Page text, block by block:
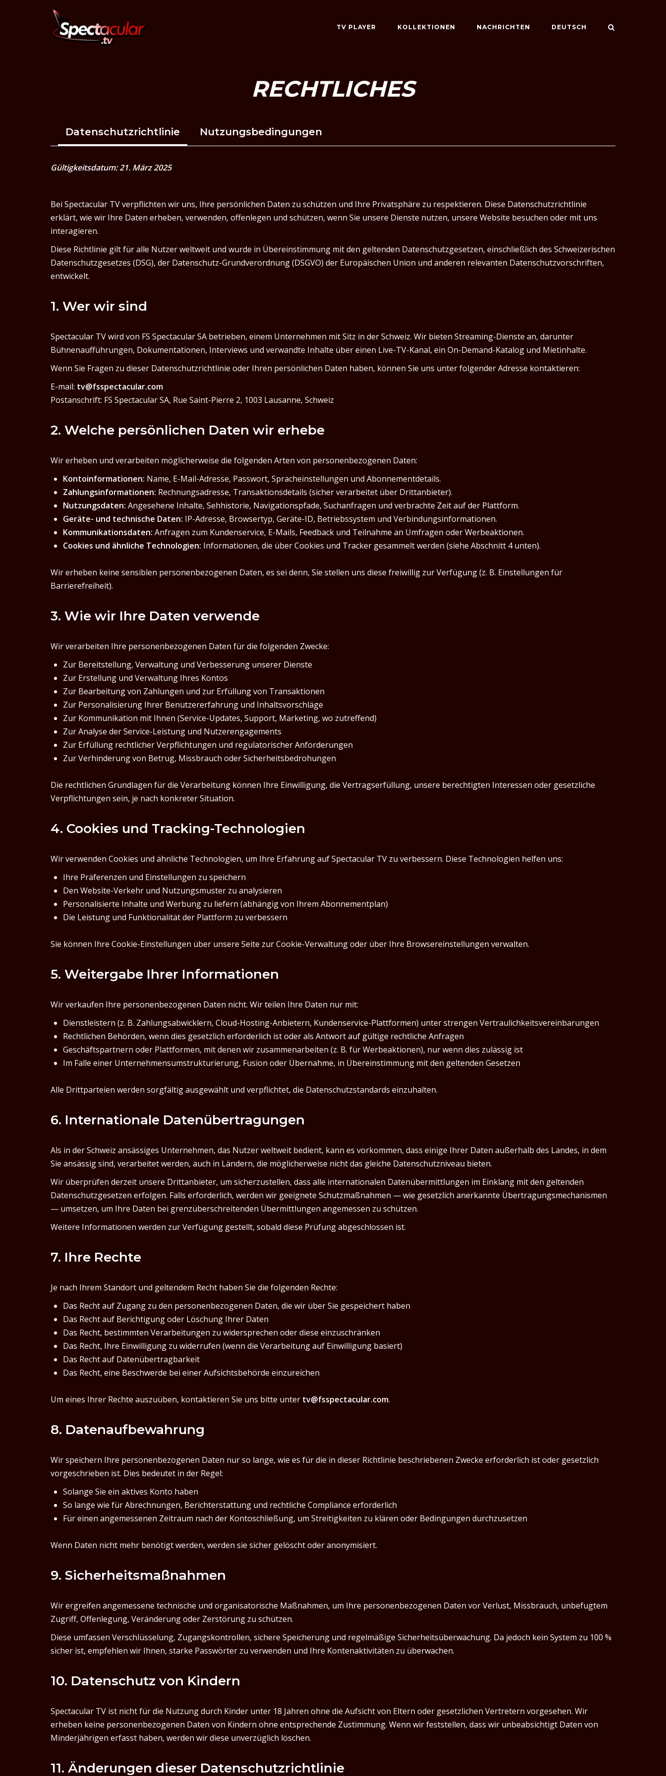
TV PLAYER KOLLEKTIONEN NACHRICHTEN DEUTSCH
RECHTLICHES
Datenschutzrichtlinie Nutzungsbedingungen
Gültigkeitsdatum: 21. März 2025
Bei Spectacular TV verpflichten wir uns, Ihre persönlichen Daten zu schützen und Ihre Privatsphäre zu respektieren. Diese Datenschutzrichtlinie
erklärt, wie wir Ihre Daten erheben, verwenden, offenlegen und schützen, wenn Sie unsere Dienste nutzen, unsere Website besuchen oder mit uns
interagieren.
Diese Richtlinie gilt für alle Nutzer weltweit und wurde in Übereinstimmung mit den geltenden Datenschutzgesetzen, einschließlich des Schweizerischen
Datenschutzgesetzes (DSG), der Datenschutz-Grundverordnung (DSGVO) der Europäischen Union und anderen relevanten Datenschutzvorschriften,
entwickelt.
1. Wer wir sind
Spectacular TV wird von FS Spectacular SA betrieben, einem Unternehmen mit Sitz in der Schweiz. Wir bieten Streaming-Dienste an, darunter
Bühnenaufführungen, Dokumentationen, Interviews und verwandte Inhalte über einen Live-TV-Kanal, ein On-Demand-Katalog und Mietinhalte.
Wenn Sie Fragen zu dieser Datenschutzrichtlinie oder Ihren persönlichen Daten haben, können Sie uns unter folgender Adresse kontaktieren:
E-mail: tv@fsspectacular.com
Postanschrift: FS Spectacular SA, Rue Saint-Pierre 2, 1003 Lausanne, Schweiz
2. Welche persönlichen Daten wir erhebe
Wir erheben und verarbeiten möglicherweise die folgenden Arten von personenbezogenen Daten:
Kontoinformationen: Name, E-Mail-Adresse, Passwort, Spracheinstellungen und Abonnementdetails.
Zahlungsinformationen: Rechnungsadresse, Transaktionsdetails (sicher verarbeitet über Drittanbieter).
Nutzungsdaten: Angesehene Inhalte, Sehhistorie, Navigationspfade, Suchanfragen und verbrachte Zeit auf der Plattform.
Geräte- und technische Daten: IP-Adresse, Browsertyp, Geräte-ID, Betriebssystem und Verbindungsinformationen.
Kommunikationsdaten: Anfragen zum Kundenservice, E-Mails, Feedback und Teilnahme an Umfragen oder Werbeaktionen.
Cookies und ähnliche Technologien: Informationen, die über Cookies und Tracker gesammelt werden (siehe Abschnitt 4 unten).
Wir erheben keine sensiblen personenbezogenen Daten, es sei denn, Sie stellen uns diese freiwillig zur Verfügung (z. B. Einstellungen für
Barrierefreiheit).
3. Wie wir Ihre Daten verwende
Wir verarbeiten Ihre personenbezogenen Daten für die folgenden Zwecke:
Zur Bereitstellung, Verwaltung und Verbesserung unserer Dienste
Zur Erstellung und Verwaltung Ihres Kontos
Zur Bearbeitung von Zahlungen und zur Erfüllung von Transaktionen
Zur Personalisierung Ihrer Benutzererfahrung und Inhaltsvorschläge
Zur Kommunikation mit Ihnen (Service-Updates, Support, Marketing, wo zutreffend)
Zur Analyse der Service-Leistung und Nutzerengagements
Zur Erfüllung rechtlicher Verpflichtungen und regulatorischer Anforderungen
Zur Verhinderung von Betrug, Missbrauch oder Sicherheitsbedrohungen
Die rechtlichen Grundlagen für die Verarbeitung können Ihre Einwilligung, die Vertragserfüllung, unsere berechtigten Interessen oder gesetzliche
Verpflichtungen sein, je nach konkreter Situation.
4. Cookies und Tracking-Technologien
Wir verwenden Cookies und ähnliche Technologien, um Ihre Erfahrung auf Spectacular TV zu verbessern. Diese Technologien helfen uns:
Ihre Präferenzen und Einstellungen zu speichern
Den Website-Verkehr und Nutzungsmuster zu analysieren
Personalisierte Inhalte und Werbung zu liefern (abhängig von Ihrem Abonnementplan)
Die Leistung und Funktionalität der Plattform zu verbessern
Sie können Ihre Cookie-Einstellungen über unsere Seite zur Cookie-Verwaltung oder über Ihre Browsereinstellungen verwalten.
5. Weitergabe Ihrer Informationen
Wir verkaufen Ihre personenbezogenen Daten nicht. Wir teilen Ihre Daten nur mit:
Dienstleistern (z. B. Zahlungsabwicklern, Cloud-Hosting-Anbietern, Kundenservice-Plattformen) unter strengen Vertraulichkeitsvereinbarungen
Rechtlichen Behörden, wenn dies gesetzlich erforderlich ist oder als Antwort auf gültige rechtliche Anfragen
Geschäftspartnern oder Plattformen, mit denen wir zusammenarbeiten (z. B. für Werbeaktionen), nur wenn dies zulässig ist
Im Falle einer Unternehmensumstrukturierung, Fusion oder Übernahme, in Übereinstimmung mit den geltenden Gesetzen
Alle Drittparteien werden sorgfältig ausgewählt und verpflichtet, die Datenschutzstandards einzuhalten.
6. Internationale Datenübertragungen
Als in der Schweiz ansässiges Unternehmen, das Nutzer weltweit bedient, kann es vorkommen, dass einige Ihrer Daten außerhalb des Landes, in dem
Sie ansässig sind, verarbeitet werden, auch in Ländern, die möglicherweise nicht das gleiche Datenschutzniveau bieten.
Wir überprüfen derzeit unsere Drittanbieter, um sicherzustellen, dass alle internationalen Datenübermittlungen im Einklang mit den geltenden
Datenschutzgesetzen erfolgen. Falls erforderlich, werden wir geeignete Schutzmaßnahmen — wie gesetzlich anerkannte Übertragungsmechanismen
— umsetzen, um Ihre Daten bei grenzüberschreitenden Übermittlungen angemessen zu schützen.
Weitere Informationen werden zur Verfügung gestellt, sobald diese Prüfung abgeschlossen ist.
7. Ihre Rechte
Je nach Ihrem Standort und geltendem Recht haben Sie die folgenden Rechte:
Das Recht auf Zugang zu den personenbezogenen Daten, die wir über Sie gespeichert haben
Das Recht auf Berichtigung oder Löschung Ihrer Daten
Das Recht, bestimmten Verarbeitungen zu widersprechen oder diese einzuschränken
Das Recht, Ihre Einwilligung zu widerrufen (wenn die Verarbeitung auf Einwilligung basiert)
Das Recht auf Datenübertragbarkeit
Das Recht, eine Beschwerde bei einer Aufsichtsbehörde einzureichen
Um eines Ihrer Rechte auszuüben, kontaktieren Sie uns bitte unter tv@fsspectacular.com.
8. Datenaufbewahrung
Wir speichern Ihre personenbezogenen Daten nur so lange, wie es für die in dieser Richtlinie beschriebenen Zwecke erforderlich ist oder gesetzlich
vorgeschrieben ist. Dies bedeutet in der Regel:
Solange Sie ein aktives Konto haben
So lange wie für Abrechnungen, Berichterstattung und rechtliche Compliance erforderlich
Für einen angemessenen Zeitraum nach der Kontoschließung, um Streitigkeiten zu klären oder Bedingungen durchzusetzen
Wenn Daten nicht mehr benötigt werden, werden sie sicher gelöscht oder anonymisiert.
9. Sicherheitsmaßnahmen
Wir ergreifen angemessene technische und organisatorische Maßnahmen, um Ihre personenbezogenen Daten vor Verlust, Missbrauch, unbefugtem
Zugriff, Offenlegung, Veränderung oder Zerstörung zu schützen.
Diese umfassen Verschlüsselung, Zugangskontrollen, sichere Speicherung und regelmäßige Sicherheitsüberwachung. Da jedoch kein System zu 100 %
sicher ist, empfehlen wir Ihnen, starke Passwörter zu verwenden und Ihre Kontenaktivitäten zu überwachen.
10. Datenschutz von Kindern
Spectacular TV ist nicht für die Nutzung durch Kinder unter 18 Jahren ohne die Aufsicht von Eltern oder gesetzlichen Vertretern vorgesehen. Wir
erheben keine personenbezogenen Daten von Kindern ohne entsprechende Zustimmung. Wenn wir feststellen, dass wir unbeabsichtigt Daten von
Minderjährigen erfasst haben, werden wir diese unverzüglich löschen.
11. Änderungen dieser Datenschutzrichtlinie